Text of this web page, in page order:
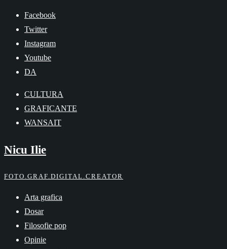
Skip
content
Facebook
Twitter
Instagram
Youtube
DA
CULTURA
GRAFICANTE
WANSAIT
Nicu Ilie
FOTO.GRAF.DIGITAL.CREATOR
Arta grafica
Dosar
Filosofie pop
Opinie